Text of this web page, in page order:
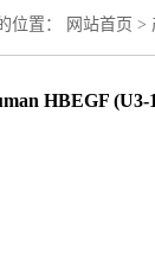
位置： 网站首页 >
HBEGF (U3-